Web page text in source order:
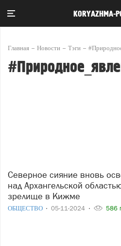
KORYAZHMA-
Главная Новости Тэги
Северное сияние вновь осветило ночное небо
над Архангельской
зрелище в Кижме
ОБЩЕСТВО 05-11-2024 586